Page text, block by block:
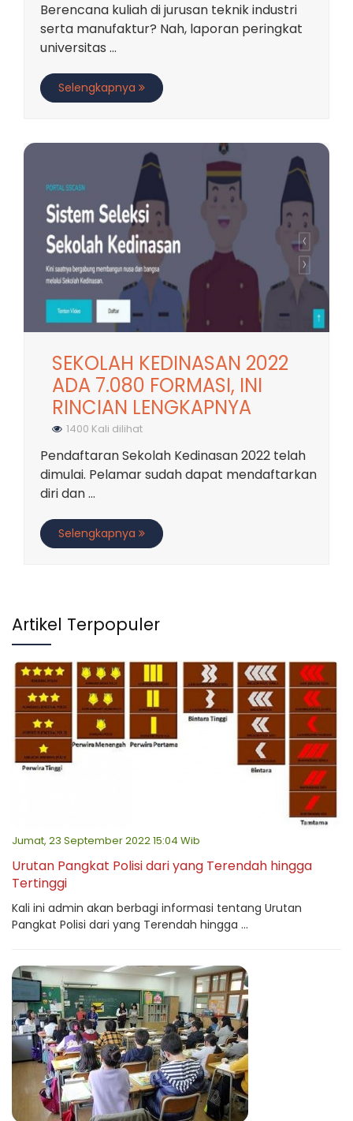
Berencana kuliah di jurusan teknik industri
serta manufaktur? Nah, laporan peringkat
universitas ...
Selengkapnya
SEKOLAH KEDINASAN 2022
ADA 7.080 FORMASI, INI
RINCIAN LENGKAPNYA
1400 Kali dilihat
Pendaftaran Sekolah Kedinasan 2022 telah
dimulai. Pelamar sudah dapat mendaftarkan
diri dan ...
Selengkapnya
Artikel Terpopuler
Jumat, 23 September 2022 15:04 Wib
Urutan Pangkat Polisi dari yang Terendah hingga
Tertinggi
Kali ini admin akan berbagi informasi tentang Urutan
Pangkat Polisi dari yang Terendah hingga ...